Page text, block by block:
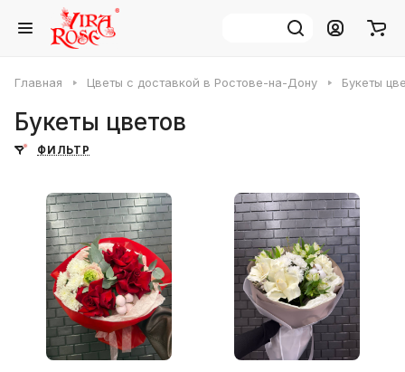
Главная Цветы с доставкой в Ростове-на-Дону Букеты
Букеты цветов
ФИЛЬТР